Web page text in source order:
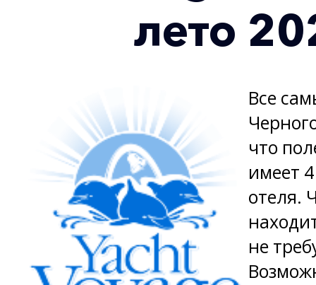
лето
Все
что
имеет
отеля.
не